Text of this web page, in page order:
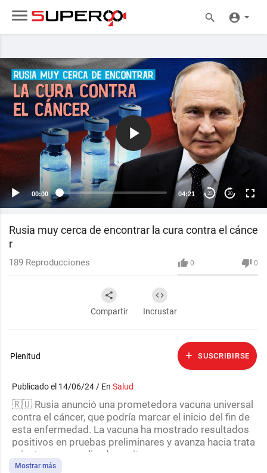
00:00 04:21 20 20
Rusia muy cerca de encontrar la cura contra el cánce
r
0 0
189 Reproducciones
Compartir Incrustar
Plenitud SUSCRIBIRSE
Publicado el 14/06/24 / En Salud
🇷🇺 Rusia anunció una prometedora vacuna universal
contra el cáncer, que podría marcar el inicio del fin de
esta enfermedad. La vacuna ha mostrado resultados
positivos en pruebas preliminares y avanza hacia trata
mientos personalizados exitosos.
Mostrar más